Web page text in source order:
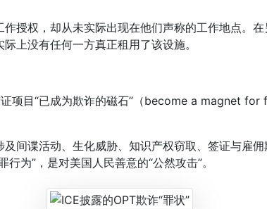
权，却从未实际出现在他们声称的工作地点。在
上没有任何一方真正租用了该设施。
目“已成为欺诈的磁石”（become a magnet for
谍活动、生化威胁、知识产权窃取、签证与雇佣
为”，是对美国人民善意的“公然攻击”。